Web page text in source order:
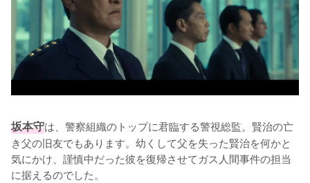
坂本守は、警察組織のトップに君臨する警視総監。賢治の亡
き父の旧友でもあります。幼くして父を失った賢治を何かと
気にかけ、謹慎中だった彼を復帰させてガス人間事件の担当
に据えるのでした。